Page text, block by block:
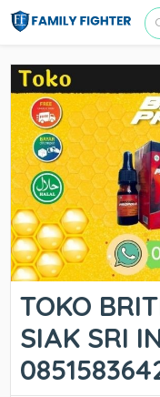
TOKO
SIAK SRI